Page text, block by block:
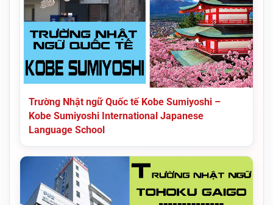
Trường Nhật ngữ Quốc tế Kobe Sumiyoshi –
Kobe Sumiyoshi International Japanese
Language School